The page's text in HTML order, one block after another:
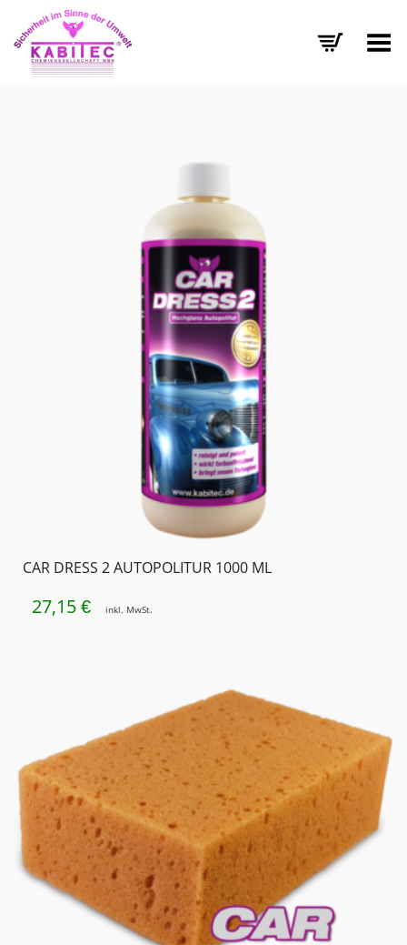
Menü umschalten
CAR DRESS 2 AUTOPOLITUR 1000 ML
27,15 € inkl. MwSt.